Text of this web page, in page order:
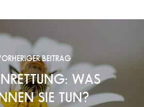
BEITRAG
WAS
SIE TUN?